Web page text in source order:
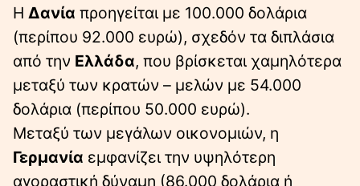
Η Δανία προηγείται με 100.000 δολάρια
(περίπου 92.000 ευρώ), σχεδόν τα διπλάσια
από την Ελλάδα, που βρίσκεται χαμηλότερα
μεταξύ των κρατών – μελών με 54.000
δολάρια (περίπου 50.000 ευρώ).
Μεταξύ των μεγάλων οικονομιών, η
Γερμανία εμφανίζει την υψηλότερη
αγοραστική δύναμη (86.000 δολάρια ή